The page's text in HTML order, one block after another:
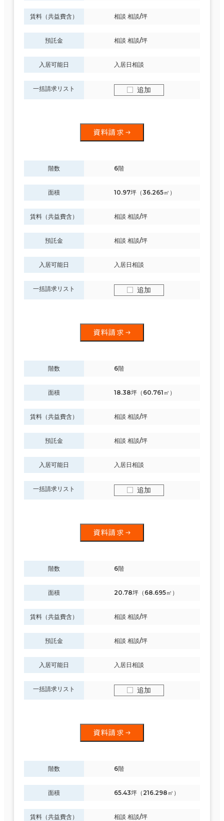
賃料（共益費含） 相談 相談/坪
預託金 相談 相談/坪
入居可能日 入居日相談
一括請求リスト 追加
資料請求
階数 6階
面積 10.97坪（36.265㎡）
賃料（共益費含） 相談 相談/坪
預託金 相談 相談/坪
入居可能日 入居日相談
一括請求リスト 追加
資料請求
階数 6階
面積 18.38坪（60.761㎡）
賃料（共益費含） 相談 相談/坪
預託金 相談 相談/坪
入居可能日 入居日相談
一括請求リスト 追加
資料請求
階数 6階
面積 20.78坪（68.695㎡）
賃料（共益費含） 相談 相談/坪
預託金 相談 相談/坪
入居可能日 入居日相談
一括請求リスト 追加
資料請求
階数 6階
面積 65.43坪（216.298㎡）
賃料（共益費含） 相談 相談/坪